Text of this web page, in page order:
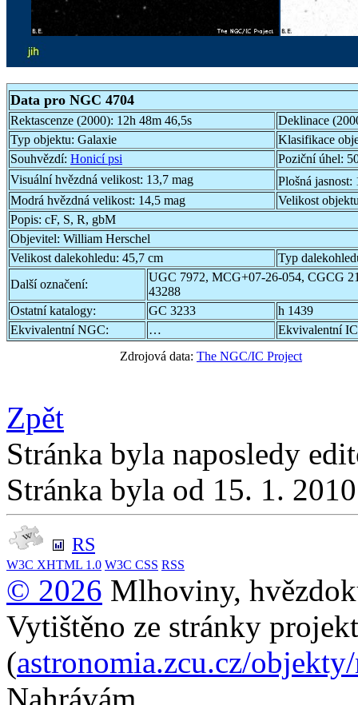
Data pro NGC 4704
Rektascenze (2000): 12h 48m 46,5s
Deklinace
Typ objektu: Galaxie
Klasifikace
Souhvězdí: Honicí psi Poziční úhel:
Visuální hvězdná velikost: 13,7 mag Plošná jasnost:
Modrá hvězdná velikost: 14,5 mag
Velikost
Popis: cF, S, R, gbM
Objevitel: William Herschel
Velikost dalekohledu: 45,7 cm
Typ
Další označení:
UGC 7972, MCG+07-26-054, CGCG
43288
Ostatní katalogy:
GC 3233
h 1439
Ekvivalentní NGC:
…
Ekvivalentní
Zdrojová data: The NGC/IC Project
Zpět
Stránka byla naposledy
Stránka byla od 15. 1.
RS
W3C XHTML 1.0 W3C CSS RSS
© 2026 Mlhoviny,
Vytištěno ze stránky
(astronomia.zcu.cz/
Nahrávám...